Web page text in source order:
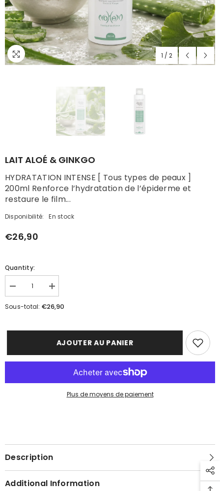
1 / 2
LAIT ALOÉ & GINKGO
HYDRATATION INTENSE [ Tous types de peaux ]
200ml Renforce l’hydratation de l’épiderme et
restaure le film...
Disponibilité: En stock
€26,90
Quantity:
Réduire
la
quantité
Augmenter
la
quantité
de
GINKGO
Sous-total: €26,90
AJOUTER AU PANIER
Plus de moyens de paiement
Description
Additional Information